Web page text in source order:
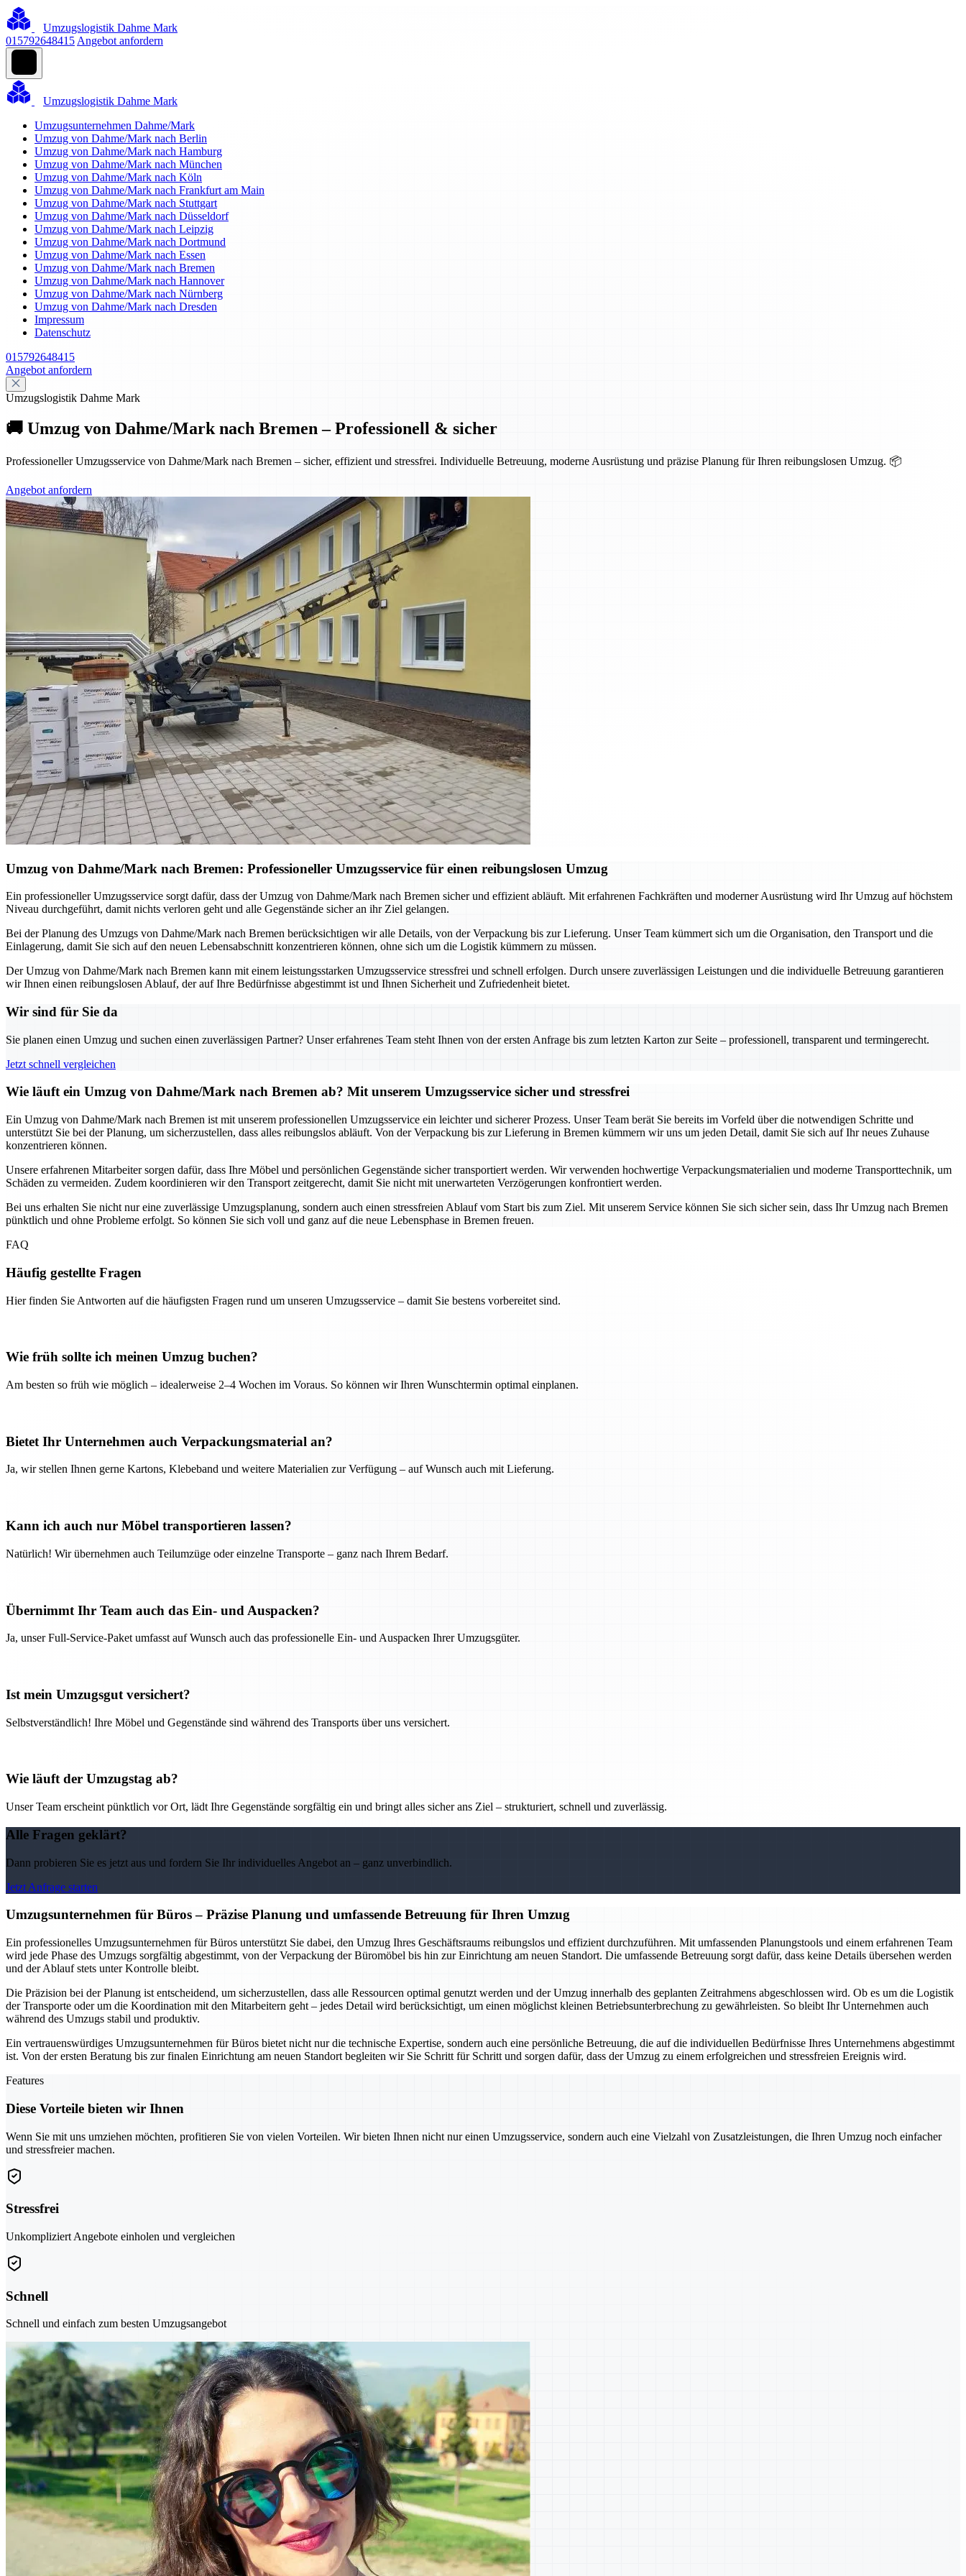
Umzugslogistik Dahme Mark
015792648415 Angebot anfordern
Umzugslogistik Dahme Mark
Umzugsunternehmen Dahme/Mark
Umzug von Dahme/Mark nach Berlin
Umzug von Dahme/Mark nach Hamburg
Umzug von Dahme/Mark nach München
Umzug von Dahme/Mark nach Köln
Umzug von Dahme/Mark nach Frankfurt am Main
Umzug von Dahme/Mark nach Stuttgart
Umzug von Dahme/Mark nach Düsseldorf
Umzug von Dahme/Mark nach Leipzig
Umzug von Dahme/Mark nach Dortmund
Umzug von Dahme/Mark nach Essen
Umzug von Dahme/Mark nach Bremen
Umzug von Dahme/Mark nach Hannover
Umzug von Dahme/Mark nach Nürnberg
Umzug von Dahme/Mark nach Dresden
Impressum
Datenschutz
015792648415
Angebot anfordern
Umzugslogistik Dahme Mark
🚚 Umzug von Dahme/Mark nach Bremen – Professionell & sicher
Professioneller Umzugsservice von Dahme/Mark nach Bremen – sicher, effizient und stressfrei. Individuelle Betreuung, moderne Ausrüstung und präzise Planung für Ihren reibungslosen Umzug. 📦
Angebot anfordern
Umzug von Dahme/Mark nach Bremen: Professioneller Umzugsservice für einen reibungslosen Umzug
Ein professioneller Umzugsservice sorgt dafür, dass der Umzug von Dahme/Mark nach Bremen sicher und effizient abläuft. Mit erfahrenen Fachkräften und moderner Ausrüstung wird Ihr Umzug auf höchstem
Niveau durchgeführt, damit nichts verloren geht und alle Gegenstände sicher an ihr Ziel gelangen.
Bei der Planung des Umzugs von Dahme/Mark nach Bremen berücksichtigen wir alle Details, von der Verpackung bis zur Lieferung. Unser Team kümmert sich um die Organisation, den Transport und die
Einlagerung, damit Sie sich auf den neuen Lebensabschnitt konzentrieren können, ohne sich um die Logistik kümmern zu müssen.
Der Umzug von Dahme/Mark nach Bremen kann mit einem leistungsstarken Umzugsservice stressfrei und schnell erfolgen. Durch unsere zuverlässigen Leistungen und die individuelle Betreuung garantieren
wir Ihnen einen reibungslosen Ablauf, der auf Ihre Bedürfnisse abgestimmt ist und Ihnen Sicherheit und Zufriedenheit bietet.
Wir sind für Sie da
Sie planen einen Umzug und suchen einen zuverlässigen Partner? Unser erfahrenes Team steht Ihnen von der ersten Anfrage bis zum letzten Karton zur Seite – professionell, transparent und termingerecht.
Jetzt schnell vergleichen
Wie läuft ein Umzug von Dahme/Mark nach Bremen ab? Mit unserem Umzugsservice sicher und stressfrei
Ein Umzug von Dahme/Mark nach Bremen ist mit unserem professionellen Umzugsservice ein leichter und sicherer Prozess. Unser Team berät Sie bereits im Vorfeld über die notwendigen Schritte und
unterstützt Sie bei der Planung, um sicherzustellen, dass alles reibungslos abläuft. Von der Verpackung bis zur Lieferung in Bremen kümmern wir uns um jeden Detail, damit Sie sich auf Ihr neues Zuhause
konzentrieren können.
Unsere erfahrenen Mitarbeiter sorgen dafür, dass Ihre Möbel und persönlichen Gegenstände sicher transportiert werden. Wir verwenden hochwertige Verpackungsmaterialien und moderne Transporttechnik, um
Schäden zu vermeiden. Zudem koordinieren wir den Transport zeitgerecht, damit Sie nicht mit unerwarteten Verzögerungen konfrontiert werden.
Bei uns erhalten Sie nicht nur eine zuverlässige Umzugsplanung, sondern auch einen stressfreien Ablauf vom Start bis zum Ziel. Mit unserem Service können Sie sich sicher sein, dass Ihr Umzug nach Bremen
pünktlich und ohne Probleme erfolgt. So können Sie sich voll und ganz auf die neue Lebensphase in Bremen freuen.
FAQ
Häufig gestellte Fragen
Hier finden Sie Antworten auf die häufigsten Fragen rund um unseren Umzugsservice – damit Sie bestens vorbereitet sind.
Wie früh sollte ich meinen Umzug buchen?
Am besten so früh wie möglich – idealerweise 2–4 Wochen im Voraus. So können wir Ihren Wunschtermin optimal einplanen.
Bietet Ihr Unternehmen auch Verpackungsmaterial an?
Ja, wir stellen Ihnen gerne Kartons, Klebeband und weitere Materialien zur Verfügung – auf Wunsch auch mit Lieferung.
Kann ich auch nur Möbel transportieren lassen?
Natürlich! Wir übernehmen auch Teilumzüge oder einzelne Transporte – ganz nach Ihrem Bedarf.
Übernimmt Ihr Team auch das Ein- und Auspacken?
Ja, unser Full-Service-Paket umfasst auf Wunsch auch das professionelle Ein- und Auspacken Ihrer Umzugsgüter.
Ist mein Umzugsgut versichert?
Selbstverständlich! Ihre Möbel und Gegenstände sind während des Transports über uns versichert.
Wie läuft der Umzugstag ab?
Unser Team erscheint pünktlich vor Ort, lädt Ihre Gegenstände sorgfältig ein und bringt alles sicher ans Ziel – strukturiert, schnell und zuverlässig.
Alle Fragen geklärt?
Dann probieren Sie es jetzt aus und fordern Sie Ihr individuelles Angebot an – ganz unverbindlich.
Jetzt Anfrage starten
Umzugsunternehmen für Büros – Präzise Planung und umfassende Betreuung für Ihren Umzug
Ein professionelles Umzugsunternehmen für Büros unterstützt Sie dabei, den Umzug Ihres Geschäftsraums reibungslos und effizient durchzuführen. Mit umfassenden Planungstools und einem erfahrenen Team
wird jede Phase des Umzugs sorgfältig abgestimmt, von der Verpackung der Büromöbel bis hin zur Einrichtung am neuen Standort. Die umfassende Betreuung sorgt dafür, dass keine Details übersehen werden
und der Ablauf stets unter Kontrolle bleibt.
Die Präzision bei der Planung ist entscheidend, um sicherzustellen, dass alle Ressourcen optimal genutzt werden und der Umzug innerhalb des geplanten Zeitrahmens abgeschlossen wird. Ob es um die Logistik
der Transporte oder um die Koordination mit den Mitarbeitern geht – jedes Detail wird berücksichtigt, um einen möglichst kleinen Betriebsunterbrechung zu gewährleisten. So bleibt Ihr Unternehmen auch
während des Umzugs stabil und produktiv.
Ein vertrauenswürdiges Umzugsunternehmen für Büros bietet nicht nur die technische Expertise, sondern auch eine persönliche Betreuung, die auf die individuellen Bedürfnisse Ihres Unternehmens abgestimmt
ist. Von der ersten Beratung bis zur finalen Einrichtung am neuen Standort begleiten wir Sie Schritt für Schritt und sorgen dafür, dass der Umzug zu einem erfolgreichen und stressfreien Ereignis wird.
Features
Diese Vorteile bieten wir Ihnen
Wenn Sie mit uns umziehen möchten, profitieren Sie von vielen Vorteilen. Wir bieten Ihnen nicht nur einen Umzugsservice, sondern auch eine Vielzahl von Zusatzleistungen, die Ihren Umzug noch einfacher
und stressfreier machen.
Stressfrei
Unkompliziert Angebote einholen und vergleichen
Schnell
Schnell und einfach zum besten Umzugsangebot